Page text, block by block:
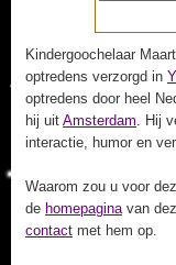
Kindergoochelaar
optredens verzorgd in
optredens door heel
hij uit Amsterdam. Hij
interactie, humor en
Waarom zou u voor
de homepaginavan
contact met hem op.